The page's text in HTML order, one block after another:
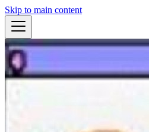
Skip to main content